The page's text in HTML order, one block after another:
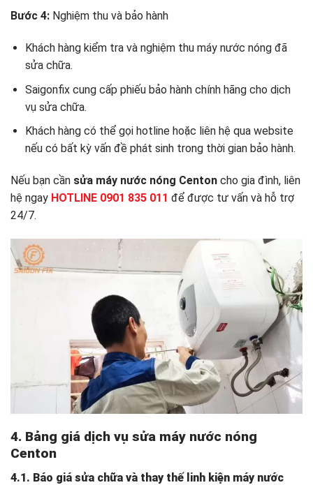
Bước 4: Nghiệm thu và bảo hành
Khách hàng kiểm tra và nghiệm thu máy nước nóng đã
sửa chữa.
Saigonfix cung cấp phiếu bảo hành chính hãng cho dịch
vụ sửa chữa.
Khách hàng có thể gọi hotline hoặc liên hệ qua website
nếu có bất kỳ vấn đề phát sinh trong thời gian bảo hành.
Nếu bạn cần sửa máy nước nóng Centon cho gia đình, liên
hệ ngay HOTLINE 0901 835 011 để được tư vấn và hỗ trợ
24/7.
4. Bảng giá dịch vụ sửa máy nước nóng
Centon
4.1. Báo giá sửa chữa và thay thế linh kiện máy nước